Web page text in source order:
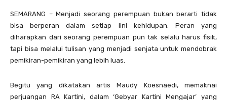
SEMARANG – Menjadi seorang perempuan bukan berarti tidak
bisa berperan dalam setiap lini kehidupan. Peran yang
diharapkan dari seorang perempuan pun tak selalu harus fisik,
tapi bisa melalui tulisan yang menjadi senjata untuk mendobrak
pemikiran-pemikiran yang lebih luas.
Begitu yang dikatakan artis Maudy Koesnaedi, memaknai
perjuangan RA Kartini, dalam ‘Gebyar Kartini Mengajar’ yang